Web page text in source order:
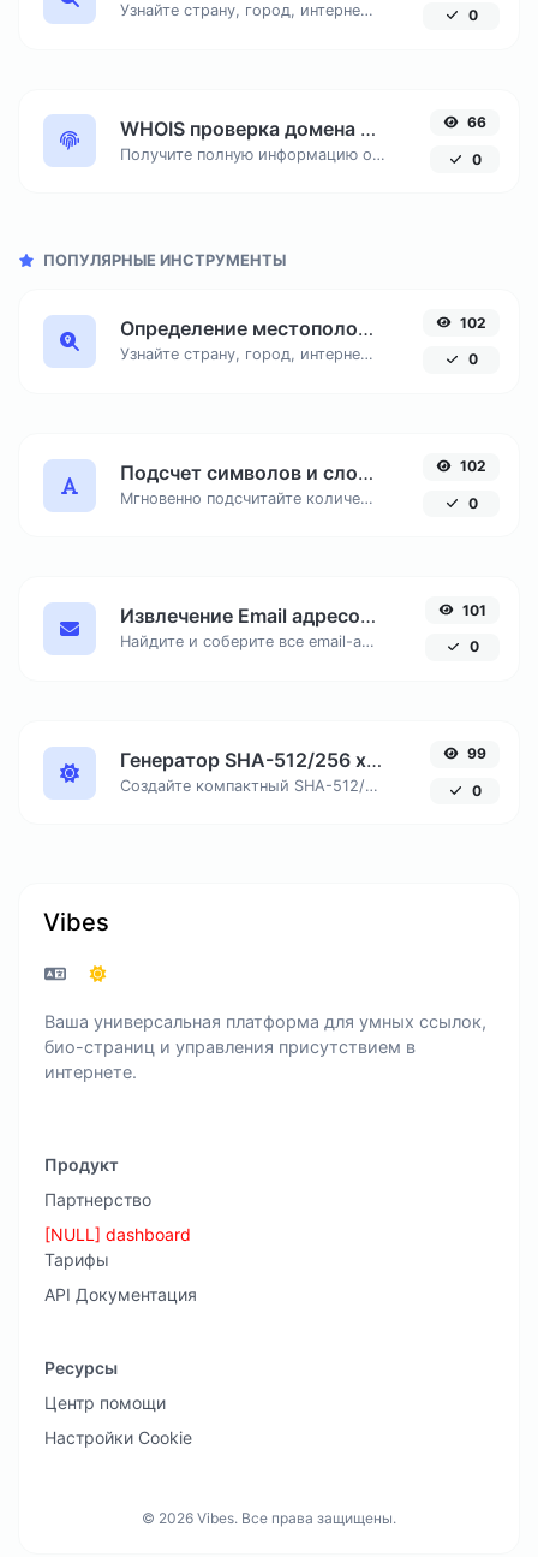
Узнайте страну, город, интернет-провайдера и часовой пояс любого IP-адреса онлайн. Бесплатный инструмент для точной геолокации по IP. 0
WHOIS проверка домена онлайн
Получите полную информацию о владельце домена, дате регистрации, сроке окончания и хостинг-провайдере через публичный WHOIS-сервис.
66
0
ПОПУЛЯРНЫЕ ИНСТРУМЕНТЫ
Определение местоположения по IP адресу
Узнайте страну, город, интернет-провайдера и часовой пояс любого IP-адреса онлайн. Бесплатный инструмент для точной геолокации по IP.
102
0
Подсчет символов и слов онлайн
Мгновенно подсчитайте количество знаков с пробелами и без, число слов и строк в вашем тексте для SEO и копирайтинга.
102
0
Извлечение Email адресов из текста онлайн
Найдите и соберите все email-адреса из любого текстового документа, удалив дубликаты.
101
0
Генератор SHA-512/256 хеша онлайн
Создайте компактный SHA-512/256 хеш, обеспечивающий 128-битную безопасность без избыточной длины вывода.
99
0
Vibes
Ваша универсальная платформа для умных ссылок,
био-страниц и управления присутствием в
интернете.
Продукт
Партнерство
[NULL] dashboard
Тарифы
API Документация
Ресурсы
Центр помощи
Настройки Cookie
© 2026 Vibes. Все права защищены.